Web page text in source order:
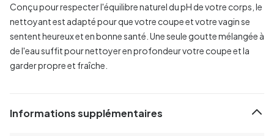
Conçu pour respecter l'équilibre naturel du pH de votre corps, le
nettoyant est adapté pour que votre coupe et votre vagin se
sentent heureux et en bonne santé. Une seule goutte mélangée à
de l'eau suffit pour nettoyer en profondeur votre coupe et la
garder propre et fraîche.
Informations supplémentaires